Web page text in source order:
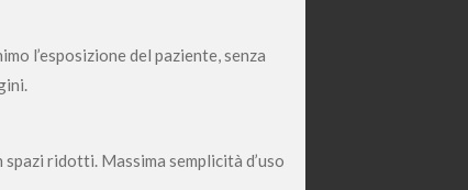
l’esposizione del paziente, senza
ridotti. Massima semplicità d’uso